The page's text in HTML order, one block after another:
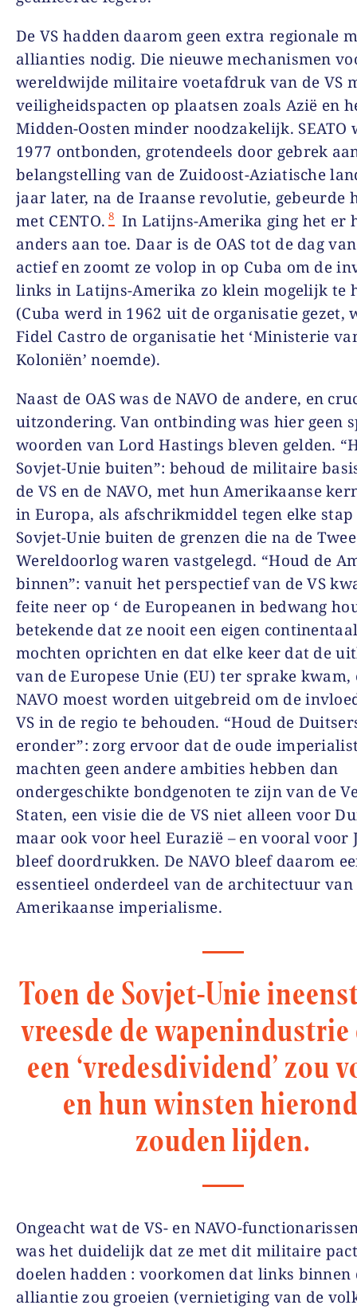
De VS hadden daarom geen extra regionale
allianties nodig. Die nieuwe mechanismen
wereldwijde militaire voetafdruk van de VS
veiligheidspacten op plaatsen zoals Azië en
Midden-Oosten minder noodzakelijk. SEATO
1977 ontbonden, grotendeels door gebrek
belangstelling van de Zuidoost-Aziatische
jaar later, na de Iraanse revolutie, gebeurde
met CENTO. 8 In Latijns-Amerika ging het er
anders aan toe. Daar is de OAS tot de dag
actief en zoomt ze volop in op Cuba om de
links in Latijns-Amerika zo klein mogelijk te
(Cuba werd in 1962 uit de organisatie gezet,
Fidel Castro de organisatie het ‘Ministerie
Koloniën’ noemde).
Naast de OAS was de NAVO de andere, en
uitzondering. Van ontbinding was hier geen
woorden van Lord Hastings bleven gelden.
Sovjet-Unie buiten”: behoud de militaire
de VS en de NAVO, met hun Amerikaanse
in Europa, als afschrikmiddel tegen elke stap
Sovjet-Unie buiten de grenzen die na de
Wereldoorlog waren vastgelegd. “Houd de
binnen”: vanuit het perspectief van de VS
feite neer op ‘ de Europeanen in bedwang
betekende dat ze nooit een eigen
mochten oprichten en dat elke keer dat de
van de Europese Unie (EU) ter sprake kwam,
NAVO moest worden uitgebreid om de
VS in de regio te behouden. “Houd de
eronder”: zorg ervoor dat de oude
machten geen andere ambities hebben dan
ondergeschikte bondgenoten te zijn van de
Staten, een visie die de VS niet alleen voor
maar ook voor heel Eurazië – en vooral voor
bleef doordrukken. De NAVO bleef daarom
essentieel onderdeel van de architectuur
Amerikaanse imperialisme.
Toen de Sovjet-Unie
vreesde de
een ‘vredesdividend’ zou
en hun winsten
zouden lijden.
Ongeacht wat de VS- en NAVO-
was het duidelijk dat ze met dit militaire
doelen hadden : voorkomen dat links binnen
alliantie zou groeien (vernietiging van de